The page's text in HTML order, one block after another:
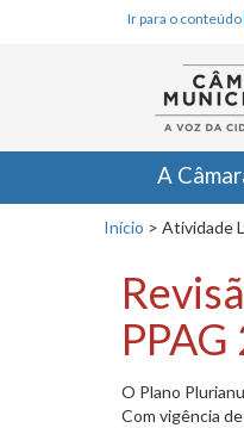
Ir para o conteúdo
A
Início > Atividade
O Plano
Com vigência